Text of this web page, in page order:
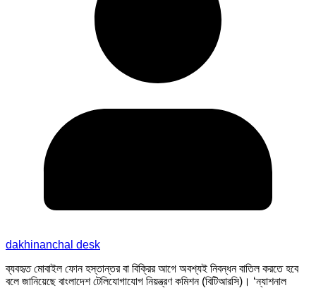
dakhinanchal desk
ব্যবহৃত মোবাইল ফোন হস্তান্তর বা বিক্রির আগে অবশ্যই নিবন্ধন বাতিল করতে হবে
বলে জানিয়েছে বাংলাদেশ টেলিযোগাযোগ নিয়ন্ত্রণ কমিশন (বিটিআরসি)। ‘ন্যাশনাল